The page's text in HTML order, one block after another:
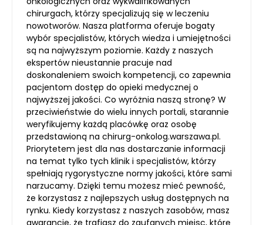
chirurgach, którzy specjalizują się w leczeniu
nowotworów. Nasza platforma oferuje bogaty
wybór specjalistów, których wiedza i umiejętności
są na najwyższym poziomie. Każdy z naszych
ekspertów nieustannie pracuje nad
doskonaleniem swoich kompetencji, co zapewnia
pacjentom dostęp do opieki medycznej o
najwyższej jakości. Co wyróżnia naszą stronę? W
przeciwieństwie do wielu innych portali, starannie
weryfikujemy każdą placówkę oraz osobę
przedstawioną na chirurg-onkolog.warszawa.pl.
Priorytetem jest dla nas dostarczanie informacji
na temat tylko tych klinik i specjalistów, którzy
spełniają rygorystyczne normy jakości, które sami
narzucamy. Dzięki temu możesz mieć pewność,
że korzystasz z najlepszych usług dostępnych na
rynku. Kiedy korzystasz z naszych zasobów, masz
gwarancję, że trafiasz do zaufanych miejsc, które